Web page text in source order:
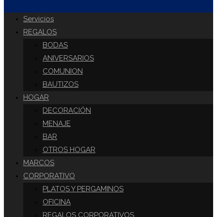
Servicios
REGALOS
BODAS
ANIVERSARIOS
COMUNION
BAUTIZOS
HOGAR
DECORACIÓN
MENAJE
BAR
OTROS HOGAR
MARCOS
CORPORATIVO
PLATOS Y PERGAMINOS
OFICINA
REGALOS CORPORATIVOS